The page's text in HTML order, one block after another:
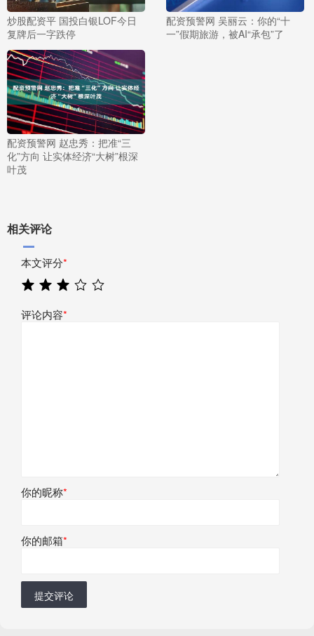
炒股配资平 国投白银LOF今日
复牌后一字跌停
配资预警网 吴丽云：你的“十
一”假期旅游，被AI“承包”了
配资预警网 赵忠秀：把准“三
化”方向 让实体经济“大树”根深
叶茂
相关评论
本文评分*
评论内容*
你的昵称*
你的邮箱*
提交评论